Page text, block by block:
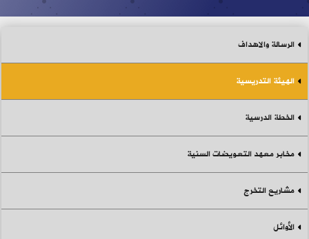
الرسالة والاهداف
الهيئة التدريسية
الخطة الدرسية
مخابر معهد التعويضات السنية
مشاريع التخرج
الأوائل